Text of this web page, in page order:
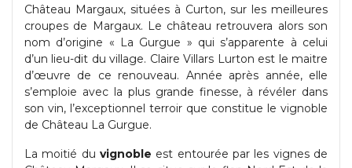
Château Margaux, situées à Curton, sur les meilleures
croupes de Margaux. Le château retrouvera alors son
nom d’origine « La Gurgue » qui s’apparente à celui
d’un lieu-dit du village. Claire Villars Lurton est le maitre
d’œuvre de ce renouveau. Année après année, elle
s’emploie avec la plus grande finesse, à révéler dans
son vin, l’exceptionnel terroir que constitue le vignoble
de Château La Gurgue.
La moitié du vignoble est entourée par les vignes de